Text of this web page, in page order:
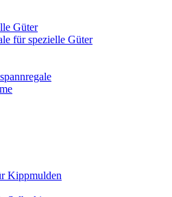
Güter
für spezielle Güter
Kippmulden